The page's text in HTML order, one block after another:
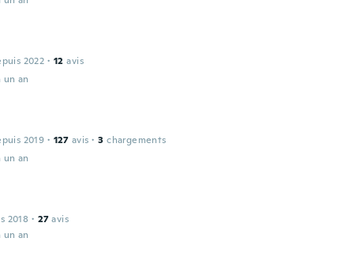
2022 · 12 avis
un an
2019 · 127 avis · 3 chargements
un an
2018 · 27 avis
un an